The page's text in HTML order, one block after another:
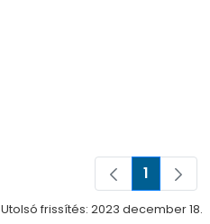
Oldal
1
Utolsó frissítés: 2023 december 18.